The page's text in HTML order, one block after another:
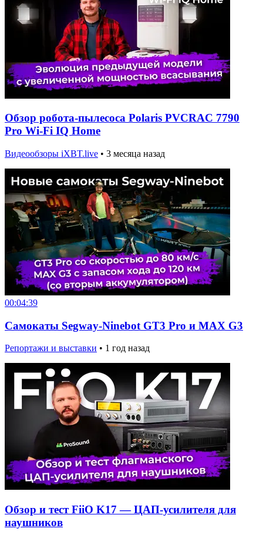
Обзор робота-пылесоса Polaris PVCRAC 7790
Pro Wi-Fi IQ Home
Видеообзоры iXBT.live • 3 месяца назад
00:04:39
Самокаты Segway-Ninebot GT3 Pro и MAX G3
Репортажи и выставки • 1 год назад
Обзор и тест FiiO K17 — ЦАП-усилителя для
наушников